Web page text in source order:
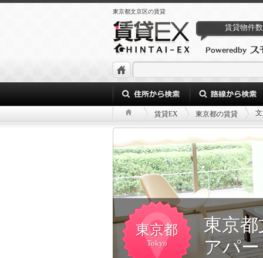
東京都文京区の賃貸
賃貸物件数
賃貸EX 東京都の賃貸
東京都
Tokyo
東京
アパ